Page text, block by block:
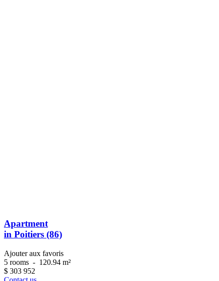
Apartment
in Poitiers (86)
Ajouter aux favoris
5 rooms - 120.94 m²
$ 303 952